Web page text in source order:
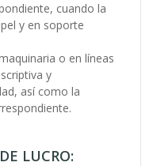
cuando la
y en soporte
o en líneas
y
así como la
LUCRO: